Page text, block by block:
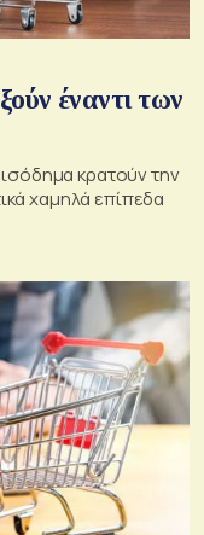
έναντι των
κρατούν την
χαμηλά επίπεδα